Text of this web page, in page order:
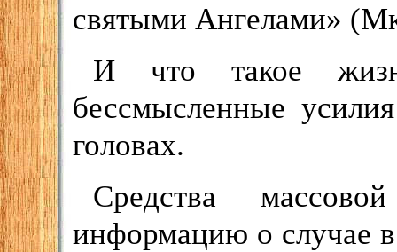
святыми Ангелами»
И что такое
бессмысленные
головах.
Средства
информацию о случае